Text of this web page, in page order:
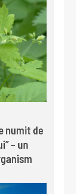
numit de
– un